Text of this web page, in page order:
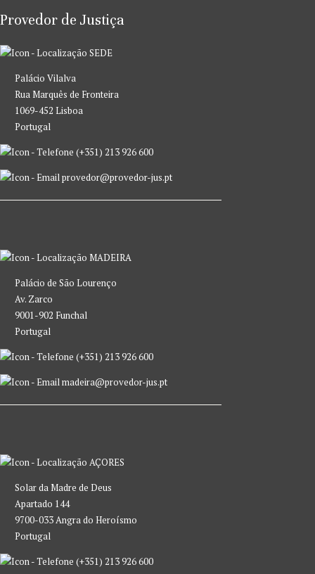
Provedor de Justiça
SEDE
Palácio Vilalva
Rua Marquês de Fronteira
1069-452 Lisboa
Portugal
(+351) 213 926 600
provedor@provedor-jus.pt
MADEIRA
Palácio de São Lourenço
Av. Zarco
9001-902 Funchal
Portugal
(+351) 213 926 600
madeira@provedor-jus.pt
AÇORES
Solar da Madre de Deus
Apartado 144
9700-033 Angra do Heroísmo
Portugal
(+351) 213 926 600